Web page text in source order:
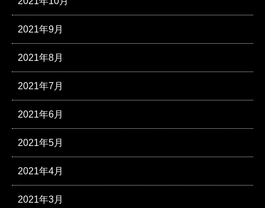
2021年9月
2021年8月
2021年7月
2021年6月
2021年5月
2021年4月
2021年3月